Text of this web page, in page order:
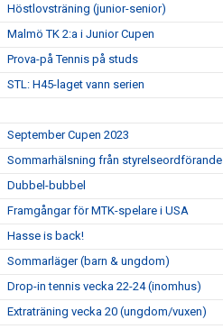
Höstlovsträning (junior-senior)
Malmö TK 2:a i Junior Cupen
Prova-på Tennis på studs
STL: H45-laget vann serien
September Cupen 2023
Sommarhälsning från styrelseordförande
Dubbel-bubbel
Framgångar för MTK-spelare i USA
Hasse is back!
Sommarläger (barn & ungdom)
Drop-in tennis vecka 22-24 (inomhus)
Extraträning vecka 20 (ungdom/vuxen)